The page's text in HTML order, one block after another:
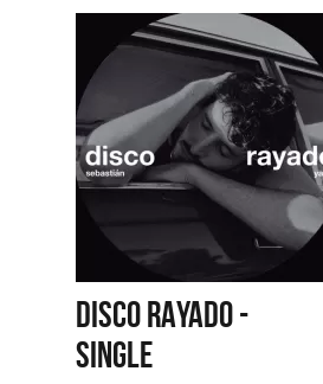
DISCO RAYADO -
SINGLE